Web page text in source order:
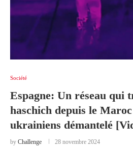
Société
Espagne: Un réseau qui
haschich depuis le
ukrainiens démantelé
by Challenge 28 novembre 2024